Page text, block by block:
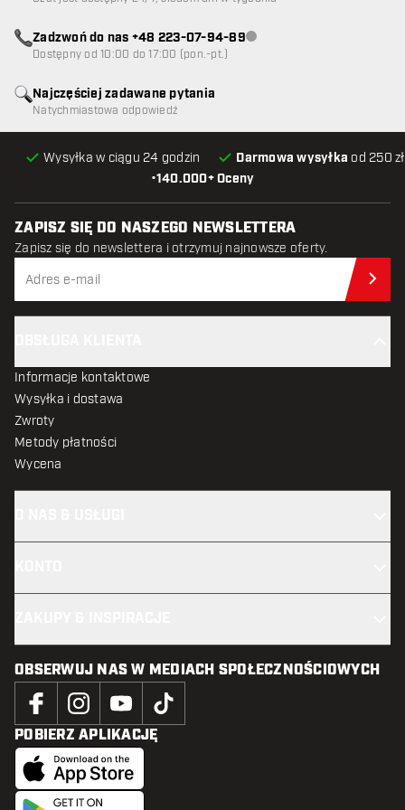
•140.000+ Oceny
Wysyłka w ciągu 24 godzin Darmowa wysyłka od 250
Najczęściej zadawane pytania
Natychmiastowa odpowiedź
Zadzwoń do nas +48 223-07-94-89Obsługa klienta niedostępna
Dostępny od 10:00 do 17:00 (pon.-pt.)
ZAPISZ SIĘ DO NASZEGO NEWSLETTERA
Zapisz się do newslettera i otrzymuj najnowsze oferty.
Informacje kontaktowe
Wysyłka i dostawa
Zwroty
Metody płatności
Wycena
OBSERWUJ NAS W MEDIACH SPOŁECZNOŚCIOWYCH
POBIERZ APLIKACJĘ